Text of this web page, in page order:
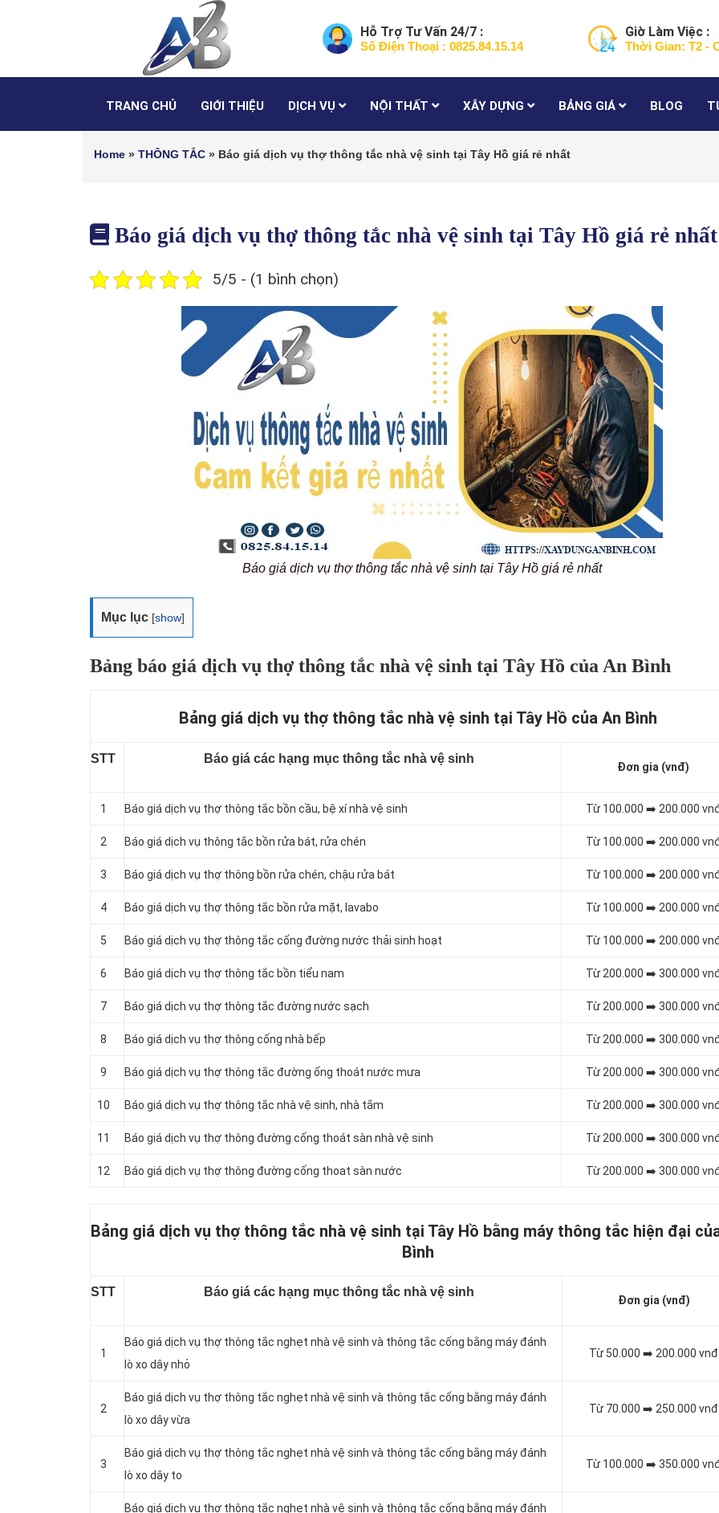
Hỗ Trợ Tư Vấn 24/7 :
Số Điện Thoại : 0825.84.15.14
Giờ Làm Việc :
Thời Gian: T2 -
TRANG CHỦ GIỚI THIỆU DỊCH VỤ NỘI THẤT XÂY DỰNG BẢNG GIÁ BLOG
Home » THÔNG TẮC » Báo giá dịch vụ thợ thông tắc nhà vệ sinh tại Tây Hồ giá rẻ nhất
Báo giá dịch vụ thợ thông tắc nhà vệ sinh tại Tây Hồ giá rẻ nhất
5/5 - (1 bình chọn)
Báo giá dịch vụ thợ thông tắc nhà vệ sinh tại Tây Hồ giá rẻ nhất
Mục lục [show]
Bảng báo giá dịch vụ thợ thông tắc nhà vệ sinh tại Tây Hồ của An Bình
Bảng giá dịch vụ thợ thông tắc nhà vệ sinh tại Tây Hồ của An Bình
STT Báo giá các hạng mục thông tắc nhà vệ sinh
Đơn gia (vnđ)
1 Báo giá dịch vụ thợ thông tắc bồn cầu, bệ xí nhà vệ sinh Từ 100.000 ➡️ 200.000
2 Báo giá dịch vụ thông tắc bồn rửa bát, rửa chén Từ 100.000 ➡️ 200.000
3 Báo giá dịch vụ thợ thông bồn rửa chén, chậu rửa bát Từ 100.000 ➡️ 200.000
4 Báo giá dịch vụ thợ thông tắc bồn rửa mặt, lavabo Từ 100.000 ➡️ 200.000
5 ‎Báo giá dịch vụ thợ thông tắc cống đường nước thải sinh hoạt Từ 100.000 ➡️ 200.000
6 Báo giá dịch vụ thợ thông tắc bồn tiểu nam Từ 200.000 ➡️ 300.000
7 Báo giá dịch vụ thợ thông tắc đường nước sạch Từ 200.000 ➡️ 300.000
8 Báo giá dịch vụ thợ thông cống nhà bếp Từ 200.000 ➡️ 300.000
9 Báo giá dịch vụ thợ thông tắc đường ống thoát nước mưa Từ 200.000 ➡️ 300.000
10 Báo giá dịch vụ thợ thông tắc nhà vệ sinh, nhà tắm Từ 200.000 ➡️ 300.000
11 Báo giá dịch vụ thợ thông đường cống thoát sàn nhà vệ sinh Từ 200.000 ➡️ 300.000
12 Báo giá dịch vụ thợ thông đường cống thoat sàn nước Từ 200.000 ➡️ 300.000
Bảng giá dịch vụ thợ thông tắc nhà vệ sinh tại Tây Hồ bằng máy thông tắc hiện đại
Bình
STT Báo giá các hạng mục thông tắc nhà vệ sinh
Đơn gia (vnđ)
1
Báo giá dịch vụ thợ thông tắc nghẹt nhà vệ sinh và thông tắc cống bằng máy đánh
lò xo dây nhỏ
Từ 50.000 ➡️ 200.000 vnđ
2
Báo giá dịch vụ thợ thông tắc nghẹt nhà vệ sinh và thông tắc cống bằng máy đánh
lò xo dây vừa
Từ 70.000 ➡️ 250.000 vnđ
3
Báo giá dịch vụ thợ thông tắc nghẹt nhà vệ sinh và thông tắc cống bằng máy đánh
lò xo dây to
Từ 100.000 ➡️ 350.000
Báo giá dịch vụ thợ thông tắc nghẹt nhà vệ sinh và thông tắc cống bằng máy đánh